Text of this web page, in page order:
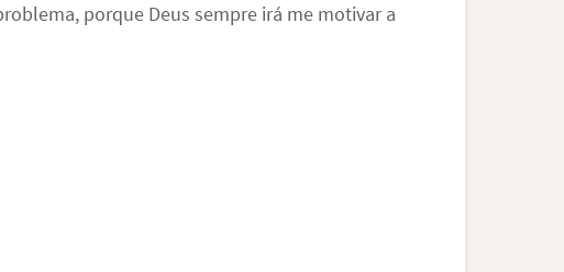
porque Deus sempre irá me motivar a